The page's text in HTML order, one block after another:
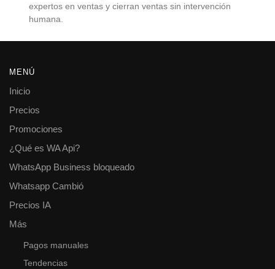
expertos en ventas y cierran ventas sin intervención
humana.
MENÚ
Inicio
Precios
Promociones
¿Qué es WA Api?
WhatsApp Business bloqueado
Whatsapp Cambió
Precios IA
Más
Pagos manuales
Tendencias